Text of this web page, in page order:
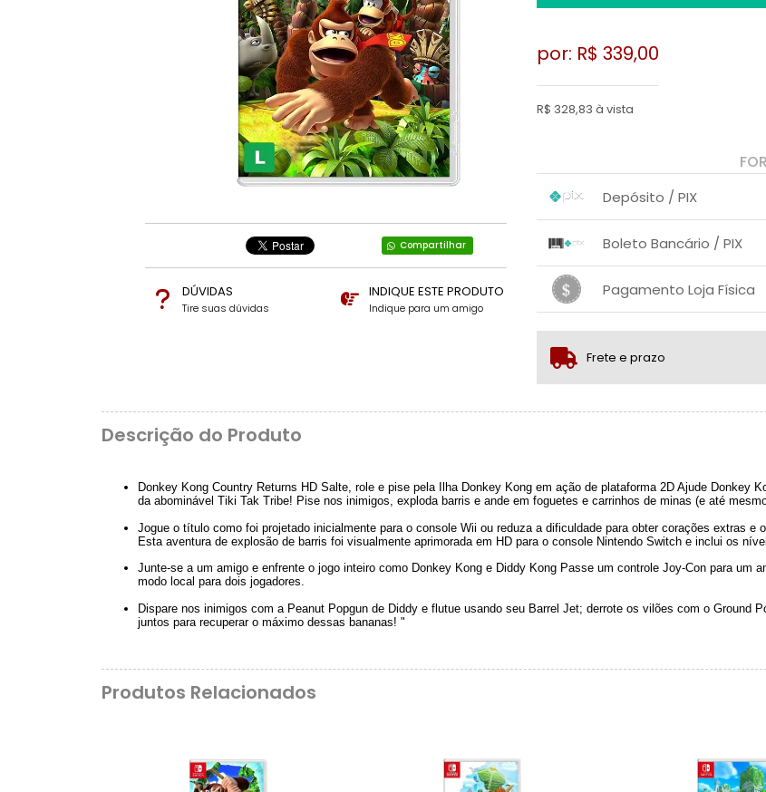
Compartilhar
DÚVIDAS
Tire suas dúvidas
INDIQUE ESTE PRODUTO
Indique para um amigo
por: R$ 339,00
R$ 328,83 à vista
Depósito / PIX
....
Boleto Bancário / PIX
....
Pagamento Loja Física
...
Frete e prazo
Descrição do Produto
Donkey Kong Country Returns HD Salte, role e pise pela Ilha Donkey Kong em ação de plataforma 2D Ajude Donkey
da abominável Tiki Tak Tribe! Pise nos inimigos, exploda barris e ande em foguetes e carrinhos de minas (e até
Jogue o título como foi projetado inicialmente para o console Wii ou reduza a dificuldade para obter corações extras e
Esta aventura de explosão de barris foi visualmente aprimorada em HD para o console Nintendo Switch e inclui os
Junte-se a um amigo e enfrente o jogo inteiro como Donkey Kong e Diddy Kong Passe um controle Joy-Con para um
modo local para dois jogadores.
Dispare nos inimigos com a Peanut Popgun de Diddy e flutue usando seu Barrel Jet; derrote os vilões com o Ground
juntos para recuperar o máximo dessas bananas! "
Produtos Relacionados